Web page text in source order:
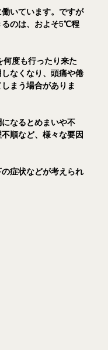
いています。ですが
るのは、およそ5℃程
度も行ったり来た
なくなり、頭痛や倦
まう場合がありま
なるとめまいや不
順など、様々な要因
症状などが考えられ